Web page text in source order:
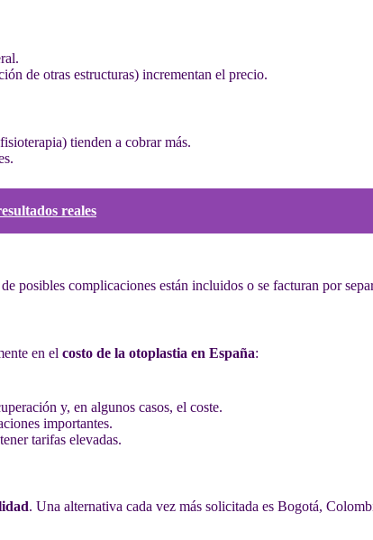
de otras estructuras) incrementan el precio.
tienden a cobrar más.
reales
posibles complicaciones están incluidos o se facturan por
en el costo de la otoplastia en España:
y, en algunos casos, el coste.
importantes.
tarifas elevadas.
. Una alternativa cada vez más solicitada es Bogotá,